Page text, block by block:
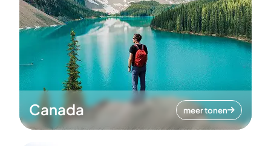
Canada meer tonen